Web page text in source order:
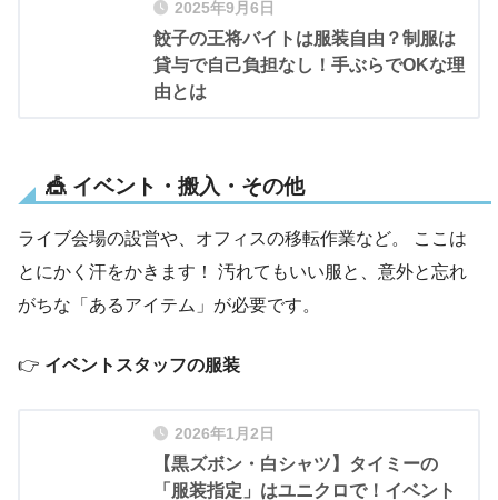
2025年9月6日
餃子の王将バイトは服装自由？制服は
貸与で自己負担なし！手ぶらでOKな理
由とは
🎪 イベント・搬入・その他
ライブ会場の設営や、オフィスの移転作業など。 ここは
とにかく汗をかきます！ 汚れてもいい服と、意外と忘れ
がちな「あるアイテム」が必要です。
👉 イベントスタッフの服装
2026年1月2日
【黒ズボン・白シャツ】タイミーの
「服装指定」はユニクロで！イベント